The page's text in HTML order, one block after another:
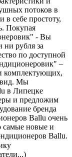
потоков в
себе простоту,
Покупая
- Вы
ни рубля за
по доступной
–
комплектующих,
вид. Мы
в Липецке
и предложим
бренда
Ballu очень
самые новые и
Ballu.